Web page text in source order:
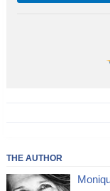
THE AUTHOR